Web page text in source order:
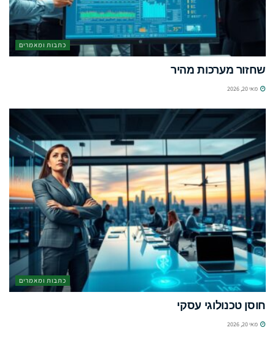
כתבות ומאמרים
שחזור מערכות מהיר
מאי 20, 2026
כתבות ומאמרים
חוסן טכנולוגי עסקי
מאי 20, 2026